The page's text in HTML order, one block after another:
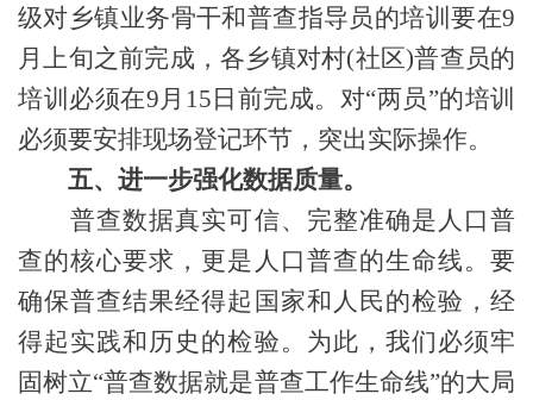
级对乡镇业务骨干和普查指导员的培训要在9
月上旬之前完成，各乡镇对村(社区)普查员的
培训必须在9 月 15 日前完成。对“两员”的培训
必须要安排现场登记环节，突出实际操作。
五、进一步强化数据质量。
普查数据真实可信、完整准确是人口普
查的核心要求，更是人口普查的生命线。要
确保普查结果经得起国家和人民的检验，经
得起实践和历史的检验。为此，我们必须牢
固树立“普查数据就是普查工作生命线”的大局